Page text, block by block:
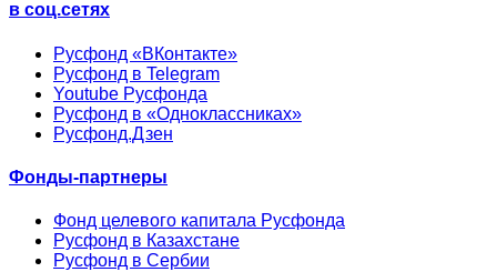
в соц.сетях
Русфонд «ВКонтакте»
Русфонд в Telegram
Youtube Русфонда
Русфонд в «Одноклассниках»
Русфонд.Дзен
Фонды-партнеры
Фонд целевого капитала Русфонда
Русфонд в Казахстане
Русфонд в Сербии